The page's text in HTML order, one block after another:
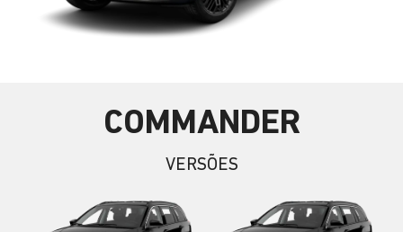
COMMANDER
VERSÕES